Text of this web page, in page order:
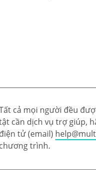
cả mọi người đều
cần dịch vụ trợ giúp,
tử (email)
trình.